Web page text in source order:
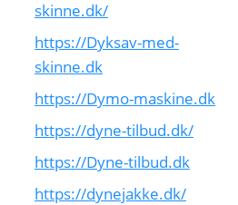
skinne.dk/
https://Dyksav-med-
skinne.dk
https://Dymo-maskine.dk
https://dyne-tilbud.dk/
https://Dyne-tilbud.dk
https://dynejakke.dk/